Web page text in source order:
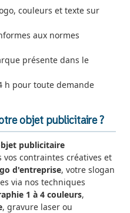
couleurs et texte sur
aux normes
présente dans le
h pour toute demande
objet publicitaire ?
publicitaire
vos contraintes créatives et
d'entreprise, votre slogan
via nos techniques
1 à 4 couleurs,
, gravure laser ou